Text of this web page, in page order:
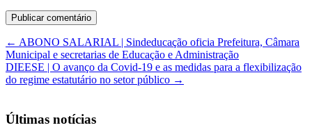
← ABONO SALARIAL | Sindeducação oficia Prefeitura, Câmara
Municipal e secretarias de Educação e Administração
DIEESE | O avanço da Covid-19 e as medidas para a flexibilização
do regime estatutário no setor público →
Últimas notícias